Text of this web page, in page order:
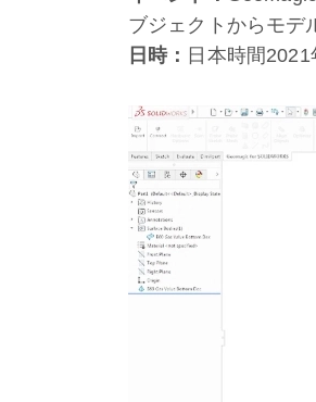
ブジェクトからモデ
日時： 日本時間